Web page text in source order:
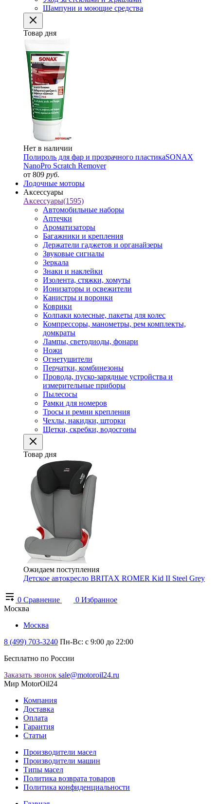
Шампуни и моющие средства
Товар дня
Нет в наличии
Полироль для фар и прозрачного пластикаSONAX
NanoPro Scratch Remover
от 809 руб.
Лодочные моторы
Аксессуары
Аксессуары(1595)
Автомобильные наборы
Аптечки
Ароматизаторы
Багажники и крепления
Держатели гаджетов и органайзеры
Звуковые сигналы
Зеркала
Знаки и наклейки
Изолента, стяжки, хомуты
Ионизаторы и освежители
Канистры и воронки
Коврики
Колпаки колесные, пакеты для колес
Компрессоры, манометры, рем комплекты,
домкраты
Лампы, светодиоды, фонари
Ножи
Огнетушители
Перчатки, комбинезоны
Провода, пуско-зарядные устройства и
измерительные приборы
Пылесосы
Рамки для номеров
Тросы и ремни крепления
Чехлы, накидки, шторки
Щетки, скребки, водосгоны
Товар дня
Ожидаем поступления
Детское автокресло BRITAX ROMER Kid II Steel Grey
0 Сравнение 0 Избранное
Москва
Москва
8 (499) 703-3240 Пн-Вс: с 9:00 до 22:00
Бесплатно по России
Заказать звонок sale@motoroil24.ru
Мир MotorOil24
Компания
Доставка
Оплата
Гарантия
Статьи
Производители масел
Производители машин
Типы масел
Политика возврата товаров
Политика конфиденциальности